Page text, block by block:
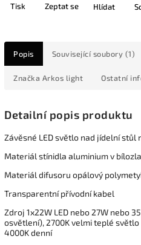
Tisk Zeptat se Hlídat
Popis Související soubory (1)
Značka Arkos light Ostatní
Detailní popis produktu
Závěsné LED světlo nad jídelní
Materiál stínidla aluminium v
Materiál difusoru opálový
Transparentní přívodní kabel
Zdroj 1x22W LED nebo 27W nebo
osvětlení), 2700K velmi teplé
4000K denní